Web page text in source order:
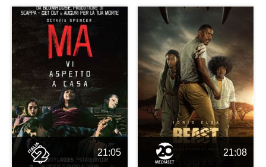
21:05 21:08